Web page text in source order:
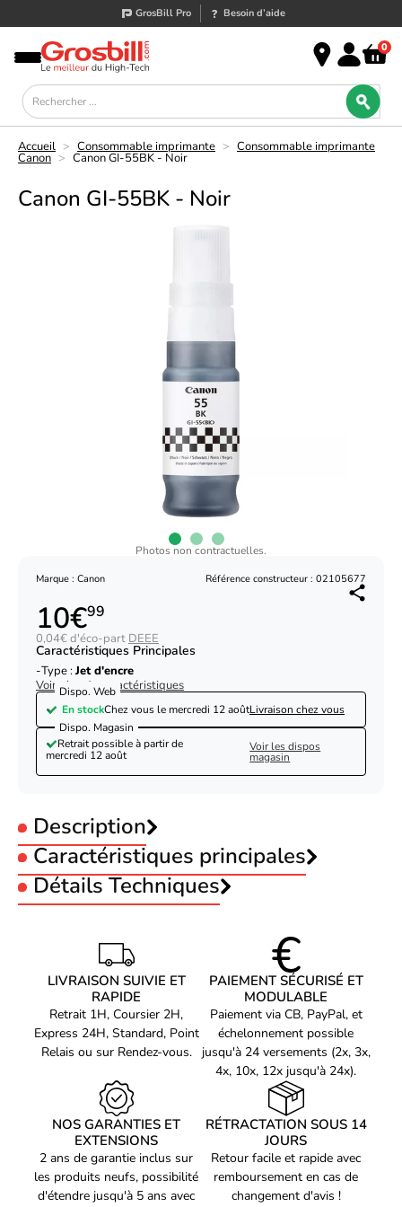
GrosBill Pro Besoin d’aide
0
Accueil > Consommable imprimante > Consommable imprimante
Canon > Canon GI-55BK - Noir
Canon GI-55BK - Noir
Photos non contractuelles.
Marque : Canon Référence constructeur : 02105677
10€99
0,04€ d'éco-part DEEE
Caractéristiques Principales
Type :Jet d'encre
Voir plus de caractéristiques
Dispo. Web
En stockChez vous le mercredi 12 aoûtLivraison chez vous
Dispo. Magasin
Retrait possible à partir de
mercredi 12 août
Voir les dispos
magasin
Description
Canon GI-55BK - Noir
Le consommable imprimante Canon GI-55BK - Noir est un
produit de haute qualité spécialement conçu pour répondre à vos
besoins d'impression professionnels et personnels. Avec sa
technologie de jet d'encre, il offre une qualité d'impression
exceptionnelle pour tous vos documents et photos.
Facile à utiliser et à remplacer :
Caractéristiques principales
Type :Jet d'encre
Détails Techniques
MAXIFY GX1050 MAXIFY
Quantité
1 pièce(s)
Quantité de cartouches
d'encre noire
1
Volume d'encre noire
70 ml
Rendement par page de
Original
Couleurs d'impression
Noir
Compatibilité de marque
Canon
LIVRAISON SUIVIE ET
RAPIDE
Retrait 1H, Coursier 2H,
Express 24H, Standard, Point
Relais ou sur Rendez-vous.
PAIEMENT SÉCURISÉ ET
MODULABLE
Paiement via CB, PayPal, et
échelonnement possible
jusqu'à 24 versements (2x, 3x,
4x, 10x, 12x jusqu'à 24x).
NOS GARANTIES ET
EXTENSIONS
2 ans de garantie inclus sur
les produits neufs, possibilité
d'étendre jusqu'à 5 ans avec
RÉTRACTATION SOUS 14
JOURS
Retour facile et rapide avec
remboursement en cas de
changement d'avis !